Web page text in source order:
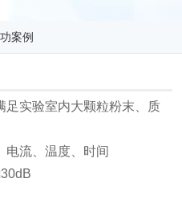
案例
足实验室内大颗粒粉末、质
电流、温度、时间